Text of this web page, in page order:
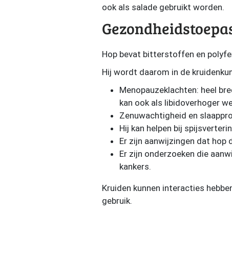
ook als salade gebruikt worden.
Hop bevat bitterstoffen en
Hij wordt daarom in de
Menopauzeklachten: heel
kan ook als libidoverhoger
Zenuwachtigheid en
Hij kan helpen bij
Er zijn aanwijzingen dat hop
Er zijn onderzoeken die
kankers.
Kruiden kunnen interacties
gebruik.